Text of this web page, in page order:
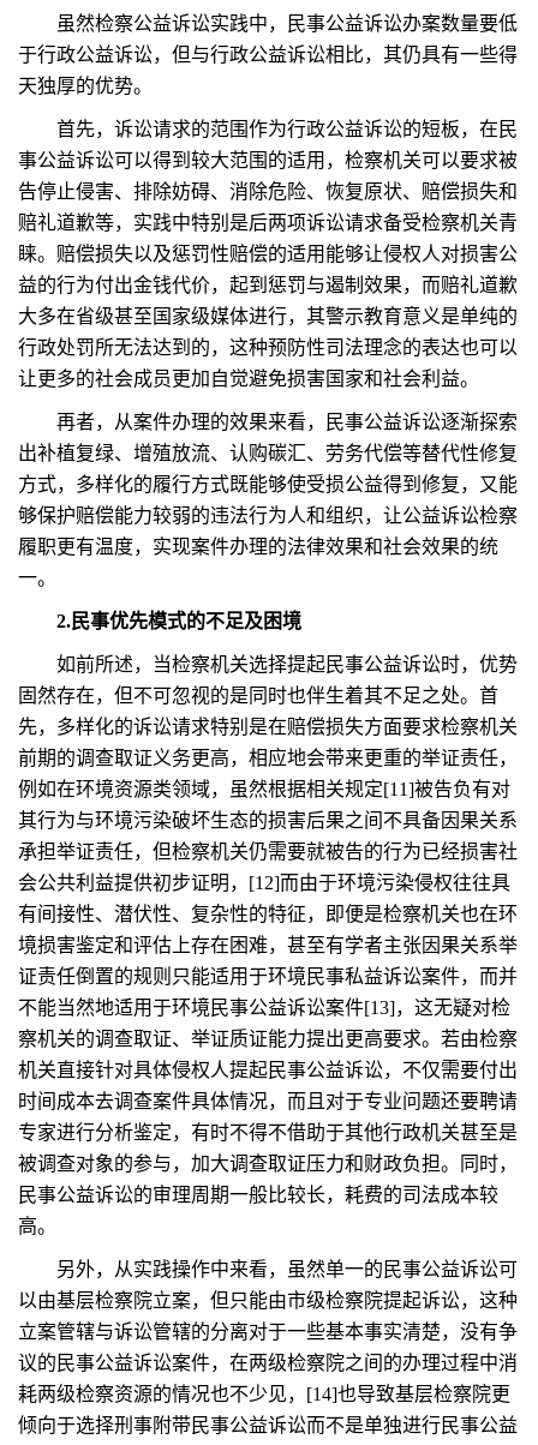
虽然检察公益诉讼实践中，民事公益诉讼办案数量要低
于行政公益诉讼，但与行政公益诉讼相比，其仍具有一些得
天独厚的优势。
首先，诉讼请求的范围作为行政公益诉讼的短板，在民
事公益诉讼可以得到较大范围的适用，检察机关可以要求被
告停止侵害、排除妨碍、消除危险、恢复原状、赔偿损失和
赔礼道歉等，实践中特别是后两项诉讼请求备受检察机关青
睐。赔偿损失以及惩罚性赔偿的适用能够让侵权人对损害公
益的行为付出金钱代价，起到惩罚与遏制效果，而赔礼道歉
大多在省级甚至国家级媒体进行，其警示教育意义是单纯的
行政处罚所无法达到的，这种预防性司法理念的表达也可以
让更多的社会成员更加自觉避免损害国家和社会利益。
再者，从案件办理的效果来看，民事公益诉讼逐渐探索
出补植复绿、增殖放流、认购碳汇、劳务代偿等替代性修复
方式，多样化的履行方式既能够使受损公益得到修复，又能
够保护赔偿能力较弱的违法行为人和组织，让公益诉讼检察
履职更有温度，实现案件办理的法律效果和社会效果的统
一。
2.民事优先模式的不足及困境
如前所述，当检察机关选择提起民事公益诉讼时，优势
固然存在，但不可忽视的是同时也伴生着其不足之处。首
先，多样化的诉讼请求特别是在赔偿损失方面要求检察机关
前期的调查取证义务更高，相应地会带来更重的举证责任，
例如在环境资源类领域，虽然根据相关规定[11]被告负有对
其行为与环境污染破坏生态的损害后果之间不具备因果关系
承担举证责任，但检察机关仍需要就被告的行为已经损害社
会公共利益提供初步证明，[12]而由于环境污染侵权往往具
有间接性、潜伏性、复杂性的特征，即便是检察机关也在环
境损害鉴定和评估上存在困难，甚至有学者主张因果关系举
证责任倒置的规则只能适用于环境民事私益诉讼案件，而并
不能当然地适用于环境民事公益诉讼案件[13]，这无疑对检
察机关的调查取证、举证质证能力提出更高要求。若由检察
机关直接针对具体侵权人提起民事公益诉讼，不仅需要付出
时间成本去调查案件具体情况，而且对于专业问题还要聘请
专家进行分析鉴定，有时不得不借助于其他行政机关甚至是
被调查对象的参与，加大调查取证压力和财政负担。同时，
民事公益诉讼的审理周期一般比较长，耗费的司法成本较
高。
另外，从实践操作中来看，虽然单一的民事公益诉讼可
以由基层检察院立案，但只能由市级检察院提起诉讼，这种
立案管辖与诉讼管辖的分离对于一些基本事实清楚，没有争
议的民事公益诉讼案件，在两级检察院之间的办理过程中消
耗两级检察资源的情况也不少见，[14]也导致基层检察院更
倾向于选择刑事附带民事公益诉讼而不是单独进行民事公益